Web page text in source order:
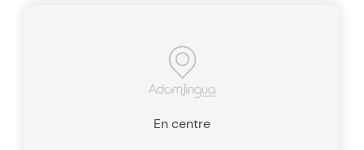
En centre